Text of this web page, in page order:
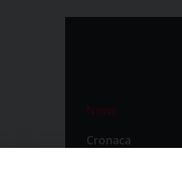
News
Cronaca